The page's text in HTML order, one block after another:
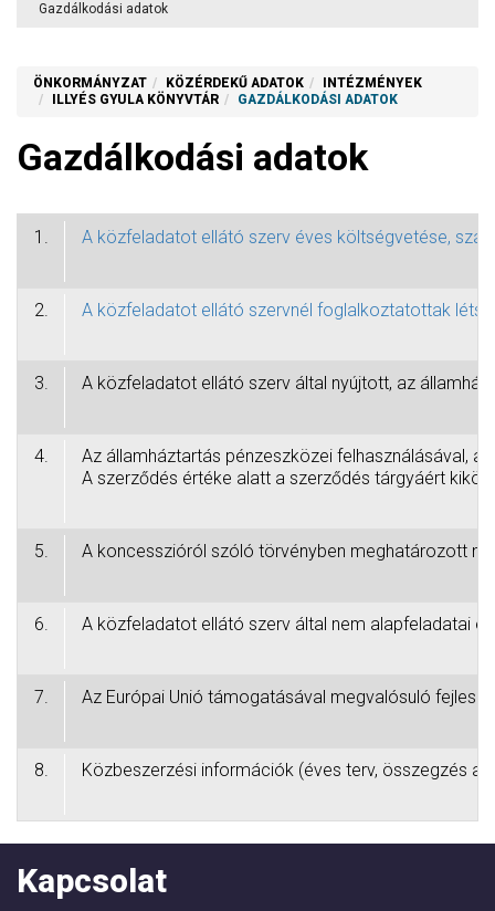
Gazdálkodási adatok
ÖNKORMÁNYZAT KÖZÉRDEKŰ ADATOK
INTÉZMÉNYEK
ILLYÉS GYULA KÖNYVTÁR
GAZDÁLKODÁSI ADATOK
Gazdálkodási adatok
1. A közfeladatot ellátó szerv éves költségvetése,
2. A közfeladatot ellátó szervnél foglalkoztatottak
3. A közfeladatot ellátó szerv által nyújtott, az
4.
Az államháztartás pénzeszközei felhasználásával,
A szerződés értéke alatt a szerződés tárgyáért
5. A koncesszióról szóló törvényben meghatározott
6. A közfeladatot ellátó szerv által nem alapfeladatai
7. Az Európai Unió támogatásával megvalósuló
8. Közbeszerzési információk (éves terv, összegzés
Kapcsolat